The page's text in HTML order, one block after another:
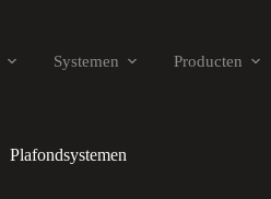
Systemen Producten
Plafondsystemen